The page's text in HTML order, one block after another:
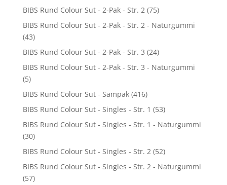
BIBS Rund Colour Sut - 2-Pak - Str. 2 (75)
BIBS Rund Colour Sut - 2-Pak - Str. 2 - Naturgummi
(43)
BIBS Rund Colour Sut - 2-Pak - Str. 3 (24)
BIBS Rund Colour Sut - 2-Pak - Str. 3 - Naturgummi
(5)
BIBS Rund Colour Sut - Sampak (416)
BIBS Rund Colour Sut - Singles - Str. 1 (53)
BIBS Rund Colour Sut - Singles - Str. 1 - Naturgummi
(30)
BIBS Rund Colour Sut - Singles - Str. 2 (52)
BIBS Rund Colour Sut - Singles - Str. 2 - Naturgummi
(57)